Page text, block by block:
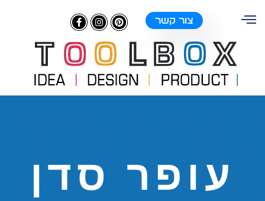
צור קשר
עופר סדן